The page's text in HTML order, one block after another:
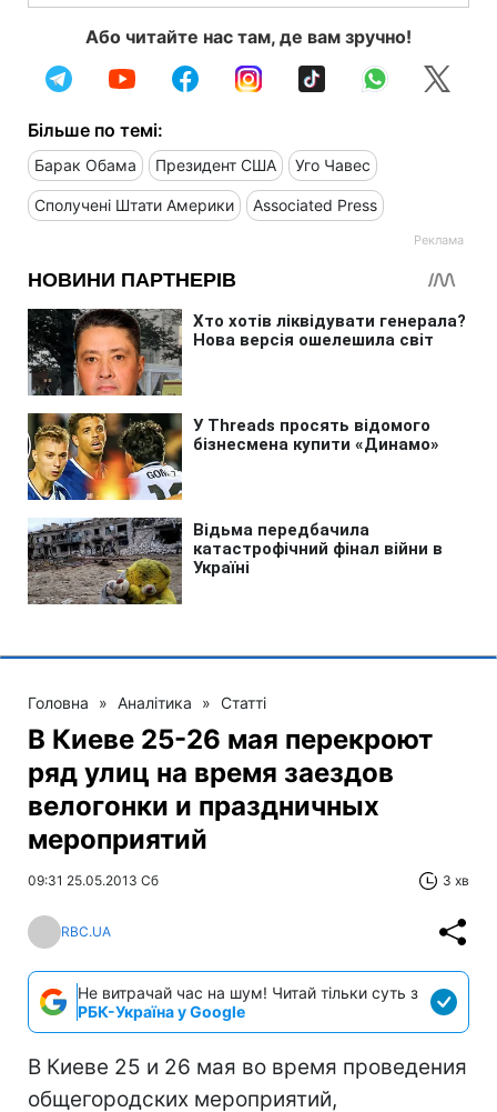
Або читайте нас там, де вам зручно!
Більше по темі:
Барак Обама Президент США Уго Чавес
Сполучені Штати Америки Associated Press
Головна » Аналітика » Статті
В Киеве 25-26 мая перекроют
ряд улиц на время заездов
велогонки и праздничных
мероприятий
09:31 25.05.2013 Сб 3 хв
RBC.UA
Не витрачай час на шум! Читай тільки суть з
РБК-Україна у Google
В Киеве 25 и 26 мая во время проведения
общегородских мероприятий,